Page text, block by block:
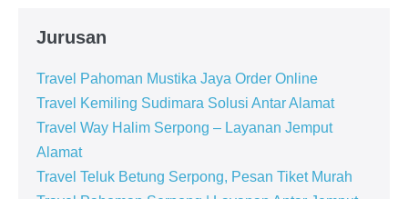
Jurusan
Travel Pahoman Mustika Jaya Order Online
Travel Kemiling Sudimara Solusi Antar Alamat
Travel Way Halim Serpong – Layanan Jemput
Alamat
Travel Teluk Betung Serpong, Pesan Tiket Murah